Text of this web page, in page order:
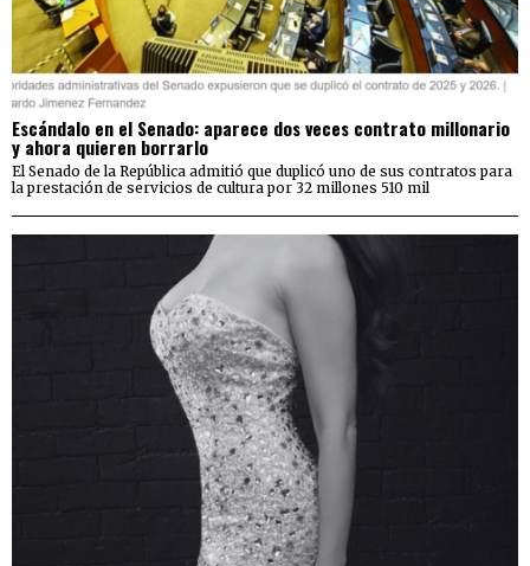
Escándalo en el Senado: aparece dos veces contrato millonario
y ahora quieren borrarlo
El Senado de la República admitió que duplicó uno de sus contratos para
la prestación de servicios de cultura por 32 millones 510 mil